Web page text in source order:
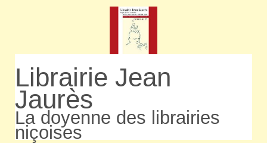
Librairie Jean
Jaurès
La doyenne des librairies
niçoises